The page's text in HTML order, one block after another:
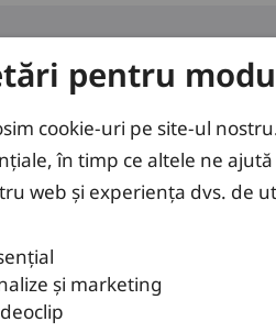
pentru
cookie-uri pe site-ul
în timp ce altele ne
web și experiența dvs. de
și marketing